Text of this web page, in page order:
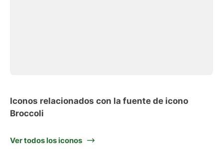
Iconos relacionados con la fuente de icono
Broccoli
Ver todos los iconos